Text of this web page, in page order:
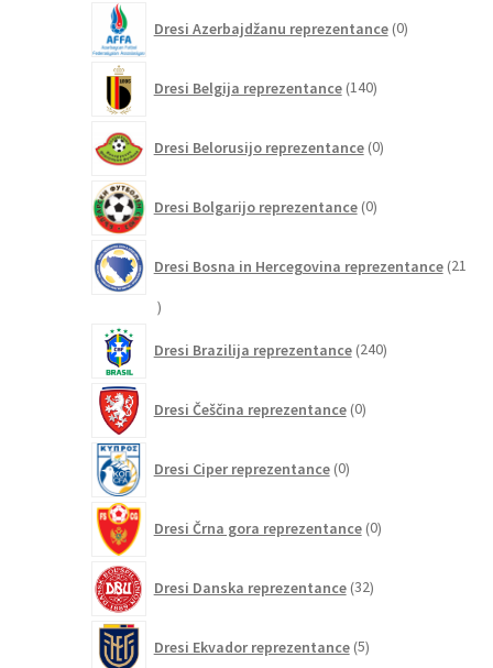
Dresi Azerbajdžanu reprezentance 0izdelkov
Dresi Belgija reprezentance 140izdelkov
Dresi Belorusijo reprezentance 0izdelkov
Dresi Bolgarijo reprezentance 0izdelkov
Dresi Bosna in Hercegovina reprezentance 21
21
Dresi Brazilija reprezentance 240izdelkov
Dresi Češčina reprezentance 0izdelkov
Dresi Ciper reprezentance 0izdelkov
Dresi Črna gora reprezentance 0izdelkov
Dresi Danska reprezentance 32izdelkov
Dresi Ekvador reprezentance 5izdelkov